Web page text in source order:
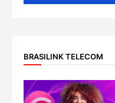
BRASILINK TELECOM